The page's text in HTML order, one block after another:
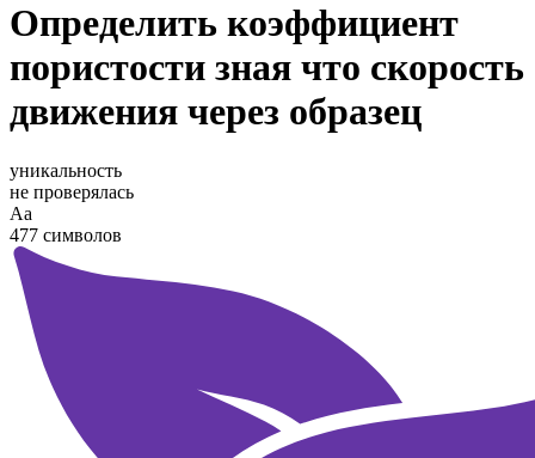
Определить коэффициент
пористости зная что скорость
движения через образец
уникальность
не проверялась
Аа
477 символов